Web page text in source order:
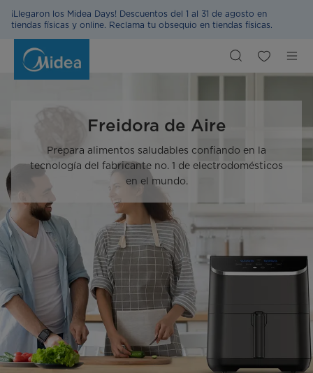
Aire
¡Llegaron los Midea Days! Descuentos del 1 al 31 de agosto en
tiendas físicas y online. Reclama tu obsequio en tiendas físicas.
Freidora de Aire
Prepara alimentos saludables confiando en la
tecnología del fabricante no. 1 de electrodomésticos
en el mundo.